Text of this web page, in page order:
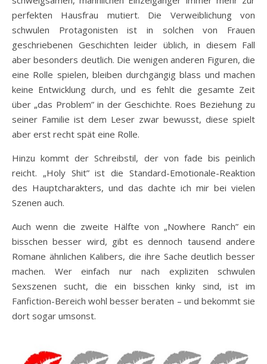
perfekten Hausfrau mutiert. Die Verweiblichung von
schwulen Protagonisten ist in solchen von Frauen
geschriebenen Geschichten leider üblich, in diesem Fall
aber besonders deutlich. Die wenigen anderen Figuren, die
eine Rolle spielen, bleiben durchgängig blass und machen
keine Entwicklung durch, und es fehlt die gesamte Zeit
über „das Problem” in der Geschichte. Roes Beziehung zu
seiner Familie ist dem Leser zwar bewusst, diese spielt
aber erst recht spät eine Rolle.
Hinzu kommt der Schreibstil, der von fade bis peinlich
reicht. „Holy Shit” ist die Standard-Emotionale-Reaktion
des Hauptcharakters, und das dachte ich mir bei vielen
Szenen auch.
Auch wenn die zweite Hälfte von „Nowhere Ranch” ein
bisschen besser wird, gibt es dennoch tausend andere
Romane ähnlichen Kalibers, die ihre Sache deutlich besser
machen. Wer einfach nur nach expliziten schwulen
Sexszenen sucht, die ein bisschen kinky sind, ist im
Fanfiction-Bereich wohl besser beraten – und bekommt sie
dort sogar umsonst.